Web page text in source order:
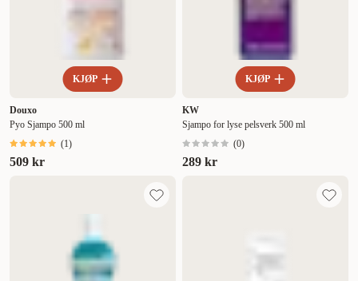
KJØP
Douxo
Pyo Sjampo 500 ml
(1)
509 kr
KJØP
KW
Sjampo for lyse pelsverk 500 ml
(0)
289 kr